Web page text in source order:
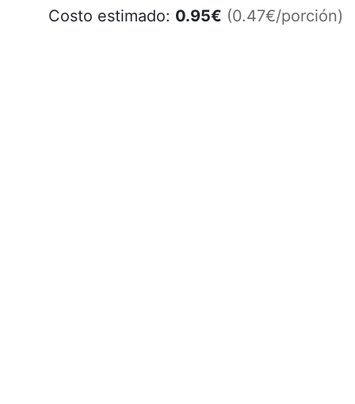
Costo estimado: 0.95€ (0.47€/porción)